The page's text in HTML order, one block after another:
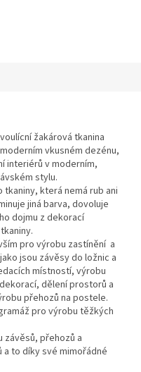
žakárová tkanina
vkusném dezénu,
interiérů v moderním,
stylu.
která nemá rub ani
jiná barva, dovoluje
dojmu z dekorací
pro výrobu zastínění a
jsou závěsy do ložnic a
místností, výrobu
dělení prostorů a
přehozů na postele.
pro výrobu těžkých
závěsů, přehozů a
to díky své mimořádné